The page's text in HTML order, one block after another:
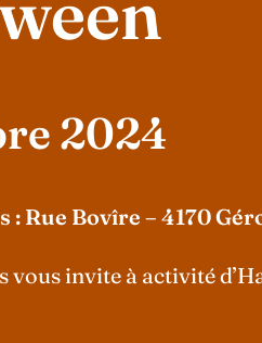
2024
: Rue Bovîre – 4170
vous invite à activité